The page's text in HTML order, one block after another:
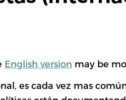
ภาษาไทย
English version may be
es cada vez mas